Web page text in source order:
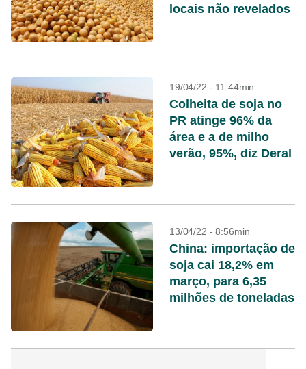
locais não revelados
19/04/22 - 11:44min
Colheita de soja no
PR atinge 96% da
área e a de milho
verão, 95%, diz Deral
13/04/22 - 8:56min
China: importação de
soja cai 18,2% em
março, para 6,35
milhões de toneladas